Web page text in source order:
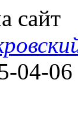
сайт
04-06